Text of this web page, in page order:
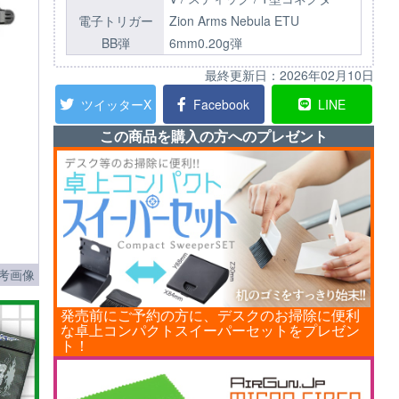
電子トリガー
Zion Arms Nebula ETU
BB弾
6mm0.20g弾
最終更新日： 2026年02月10日
ツイッターX
Facebook LINE
この商品を購入の方へのプレゼント
発売前にご予約の方に、デスクのお掃除に便利
な卓上コンパクトスイーパーセットをプレゼン
ト！
画像